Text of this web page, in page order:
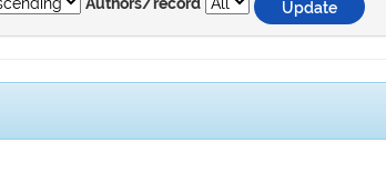
Authors/record